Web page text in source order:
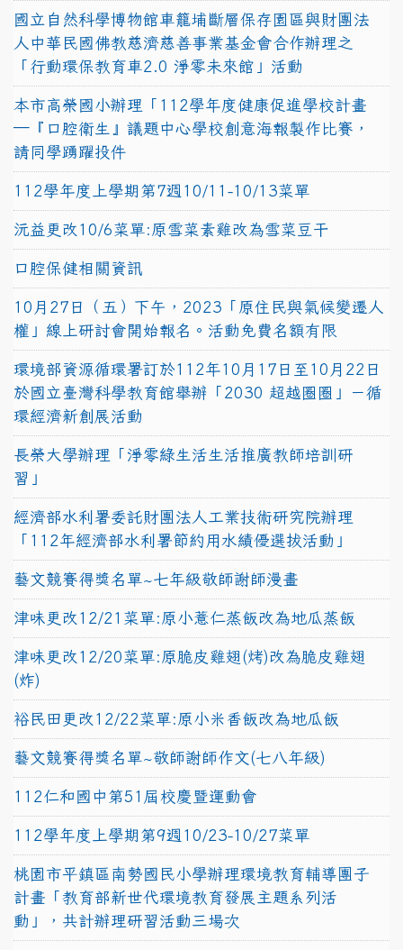
國立自然科學博物館車籠埔斷層保存園區與財團法
人中華民國佛教慈濟慈善事業基金會合作辦理之
「行動環保教育車2.0 淨零未來館」活動
本市高榮國小辦理「112學年度健康促進學校計畫
─『口腔衛生』議題中心學校創意海報製作比賽，
請同學踴躍投件
112學年度上學期第7週10/11-10/13菜單
沅益更改10/6菜單:原雪菜素雞改為雪菜豆干
口腔保健相關資訊
10月27日（五）下午，2023「原住民與氣候變遷人
權」線上研討會開始報名。活動免費名額有限
環境部資源循環署訂於112年10月17日至10月22日
於國立臺灣科學教育館舉辦「2030 超越圈圈」－循
環經濟新創展活動
長榮大學辦理「淨零綠生活生活推廣教師培訓研
習」
經濟部水利署委託財團法人工業技術研究院辦理
「112年經濟部水利署節約用水績優選拔活動」
藝文競賽得獎名單~七年級敬師謝師漫畫
津味更改12/21菜單:原小薏仁蒸飯改為地瓜蒸飯
津味更改12/20菜單:原脆皮雞翅(烤)改為脆皮雞翅
(炸)
裕民田更改12/22菜單:原小米香飯改為地瓜飯
藝文競賽得獎名單~敬師謝師作文(七八年級)
112仁和國中第51屆校慶暨運動會
112學年度上學期第9週10/23-10/27菜單
桃園市平鎮區南勢國民小學辦理環境教育輔導團子
計畫「教育部新世代環境教育發展主題系列活
動」，共計辦理研習活動三場次